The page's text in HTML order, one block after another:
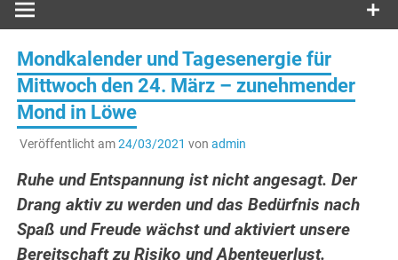
Mondkalender und Tagesenergie für
Mittwoch den 24. März – zunehmender
Mond in Löwe
Veröffentlicht am24/03/2021 von admin
Ruhe und Entspannung ist nicht angesagt. Der
Drang aktiv zu werden und das Bedürfnis nach
Spaß und Freude wächst und aktiviert unsere
Bereitschaft zu Risiko und Abenteuerlust.